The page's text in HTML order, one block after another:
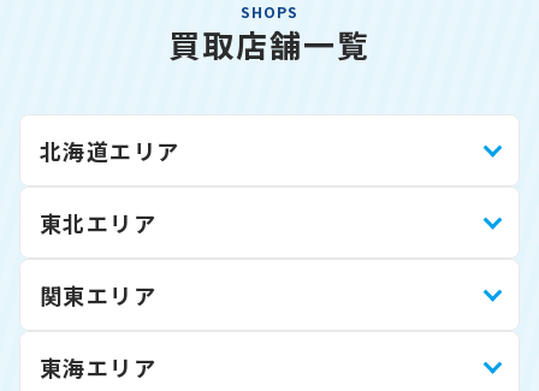
SHOPS
買取店舗一覧
北海道エリア
東北エリア
関東エリア
東海エリア